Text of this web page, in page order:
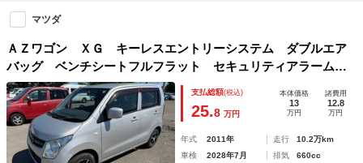
マツダ
ＡＺワゴン ＸＧ キーレスエントリーシステム ダブルエア
バッグ ベンチシートフルフラット セキュリティアラーム
ＰＳ ＡＣ 運転席エアバッグ ＡＢＳ付 衝突安全ボディ
ベンチシート ４ＷＤ シートヒーター
支払総額(税込)
25.8 万円
本体価格
13
万円
諸費用
12.8
万円
年式 2011年 走行
10.2万km
車検
2028年7月 排気
660cc